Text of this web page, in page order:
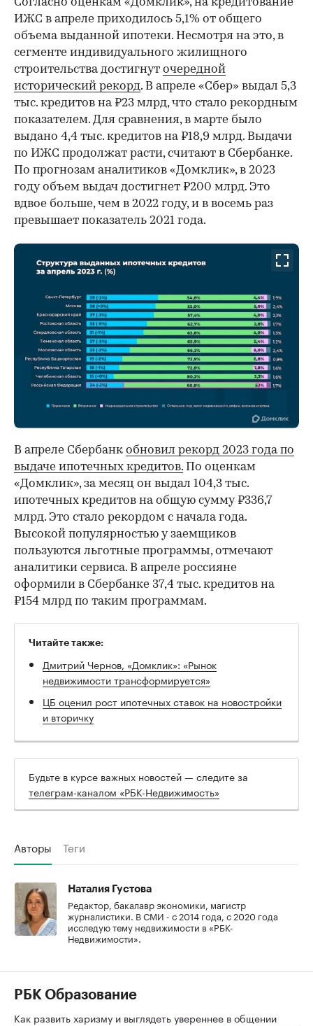
ИЖС в апреле приходилось 5,1% от общего
объема выданной ипотеки. Несмотря на это, в
сегменте индивидуального жилищного
строительства достигнут очередной
исторический рекорд. В апреле «Сбер» выдал 5,3
тыс. кредитов на ₽23 млрд, что стало рекордным
показателем. Для сравнения, в марте было
выдано 4,4 тыс. кредитов на ₽18,9 млрд. Выдачи
по ИЖС продолжат расти, считают в Сбербанке.
По прогнозам аналитиков «Домклик», в 2023
году объем выдач достигнет ₽200 млрд. Это
вдвое больше, чем в 2022 году, и в восемь раз
превышает показатель 2021 года.
В апреле Сбербанк обновил рекорд 2023 года по
выдаче ипотечных кредитов. По оценкам
«Домклик», за месяц он выдал 104,3 тыс.
ипотечных кредитов на общую сумму ₽336,7
млрд. Это стало рекордом с начала года.
Высокой популярностью у заемщиков
пользуются льготные программы, отмечают
аналитики сервиса. В апреле россияне
оформили в Сбербанке 37,4 тыс. кредитов на
₽154 млрд по таким программам.
Читайте также:
Дмитрий Чернов, «Домклик»: «Рынок
недвижимости трансформируется»
ЦБ оценил рост ипотечных ставок на новостройки
и вторичку
Будьте в курсе важных новостей — следите за
телеграм-каналом «РБК-Недвижимость»
Авторы Теги
Наталия Густова
Редактор, бакалавр экономики, магистр
журналистики. В СМИ - с 2014 года, с 2020 года
исследую тему недвижимости в «РБК-
Недвижимости».
РБК Образование
Как развить харизму и выглядеть увереннее в общении